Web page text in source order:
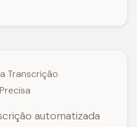
Transcrição
automatizada